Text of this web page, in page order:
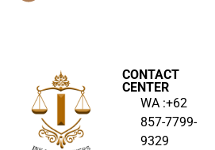
CONTACT
CENTER
WA :+62
857-7799-
9329